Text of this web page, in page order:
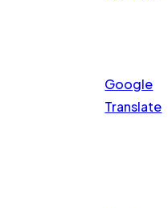
Google
Translate